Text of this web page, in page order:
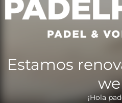
Estamos
¡Hola